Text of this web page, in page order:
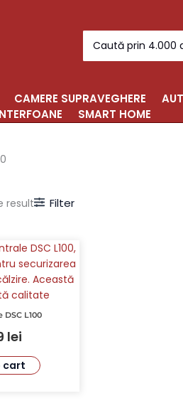
for:
CAMERE SUPRAVEGHERE
SMART HOME
result Filter
DSC L100
lei
cart